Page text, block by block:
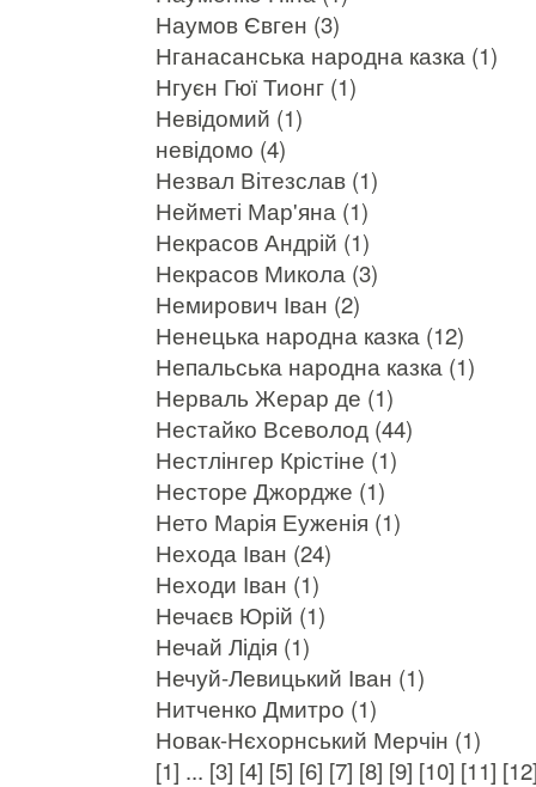
Наумов Євген (3)
Нганасанська народна казка (1)
Нгуєн Гюї Тионг (1)
Невідомий (1)
невідомо (4)
Незвал Вітезслав (1)
Нейметі Мар'яна (1)
Некрасов Андрій (1)
Некрасов Микола (3)
Немирович Іван (2)
Ненецька народна казка (12)
Непальська народна казка (1)
Нерваль Жерар де (1)
Нестайко Всеволод (44)
Нестлінгер Крістіне (1)
Несторе Джордже (1)
Нето Марія Еуженія (1)
Нехода Іван (24)
Неходи Іван (1)
Нечаєв Юрій (1)
Нечай Лідія (1)
Нечуй-Левицький Іван (1)
Нитченко Дмитро (1)
Новак-Нєхорнський Мерчін (1)
[1] ... [3] [4] [5] [6] [7] [8] [9] [10] [11]